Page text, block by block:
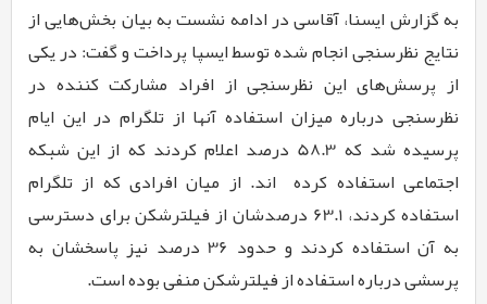
به گزارش ایسنا، آقاسی در ادامه نشست به بیان بخش‌هایی از
نتایج نظرسنجی انجام شده توسط ایسپا پرداخت و گفت: در یکی
از پرسش‌های این نظرسنجی از افراد مشارکت کننده در
نظرسنجی درباره میزان استفاده آنها از تلگرام در این ایام
پرسیده شد که 58.3 درصد اعلام کردند که از این شبکه
اجتماعی استفاده کرده ­اند. از میان افرادی که از تلگرام
استفاده کردند،63.1 درصدشان از فیلترشکن برای دسترسی
به آن استفاده کردند و حدود 36درصد نیز پاسخشان به
پرسشی درباره استفاده از فیلترشکن منفی بوده است.